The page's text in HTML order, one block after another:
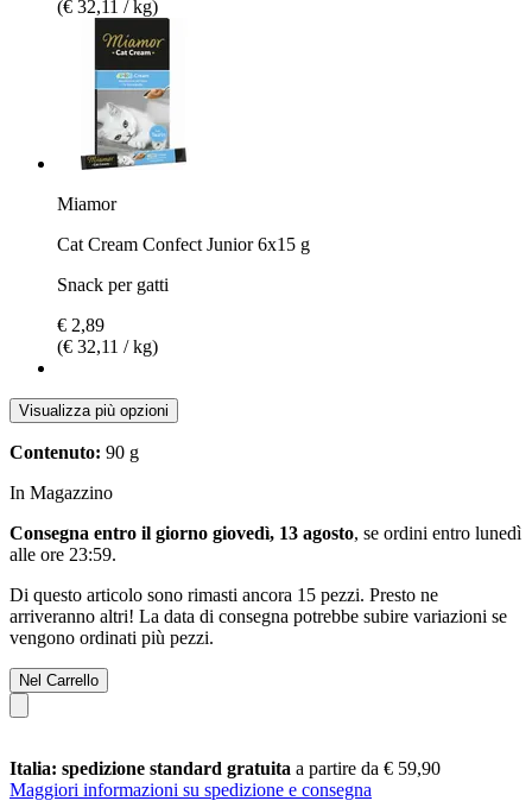
(€ 32,11 / kg)
Miamor
Cat Cream Confect Junior 6x15 g
Snack per gatti
€ 2,89
(€ 32,11 / kg)
Visualizza più opzioni
Contenuto: 90 g
In Magazzino
Consegna entro il giorno giovedì, 13 agosto, se ordini entro lunedì
alle ore 23:59.
Di questo articolo sono rimasti ancora 15 pezzi. Presto ne
arriveranno altri! La data di consegna potrebbe subire variazioni se
vengono ordinati più pezzi.
Nel Carrello
Italia: spedizione standard gratuita a partire da € 59,90
Maggiori informazioni su spedizione e consegna